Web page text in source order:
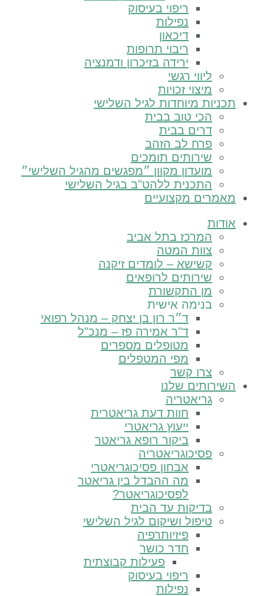
ריפוי בעיסוק
נפילות
ריבוי תרופות
ירידה בזיכרון ודמנציה
ליווי רגשי
מיצוי זכויות
מיוחדות לגיל השלישי
הכי טוב בבית
דרים בבית
פרח לב הזהב
שירותים תומכים
מועדון מקוון ״מפגשים מהגיל השלישי״
התכנית ללהט"ב בגיל השלישי
מקצועיים
המרכז בתל אביב
צוות המטה
קשישא – לומדים זיקנה
שירותים לרופאים
מן התקשורת
בנימה אישית
ד״ר רון בן יצחק – מנהל רפואי
ד"ר אמירה פז – מנכ"ל
מטופלים מספרים
מפי המטפלים
צרו קשר
שלנו
גריאטריה
חוות דעת גריאטרית
ייעוץ גריאטרי
ביקור רופא גריאטר
פסיכוגריאטריה
אבחון פסיכוגריאטרי
מה ההבדל בין גריאטר
לפסיכוגריאטר?
בדיקות עד הבית
טיפול ושיקום לגיל השלישי
פיזיותרפיה
חדר כושר
פעילות קבוצתית
ריפוי בעיסוק
נפילות